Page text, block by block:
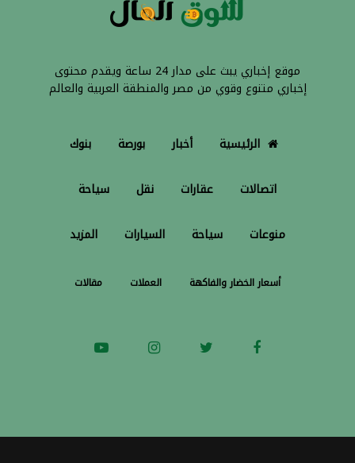
موقع إخباري يبث على مدار 24 ساعة ويقدم محتوى
إخباري متنوع وقوي من مصر والمنطقة العربية والعالم
الرئيسية أخبار بورصة بنوك
اتصالات عقارات نقل سياحة
منوعات سياحة السيارات المزيد
أسعار الخضار والفاكهة العملات مقالات